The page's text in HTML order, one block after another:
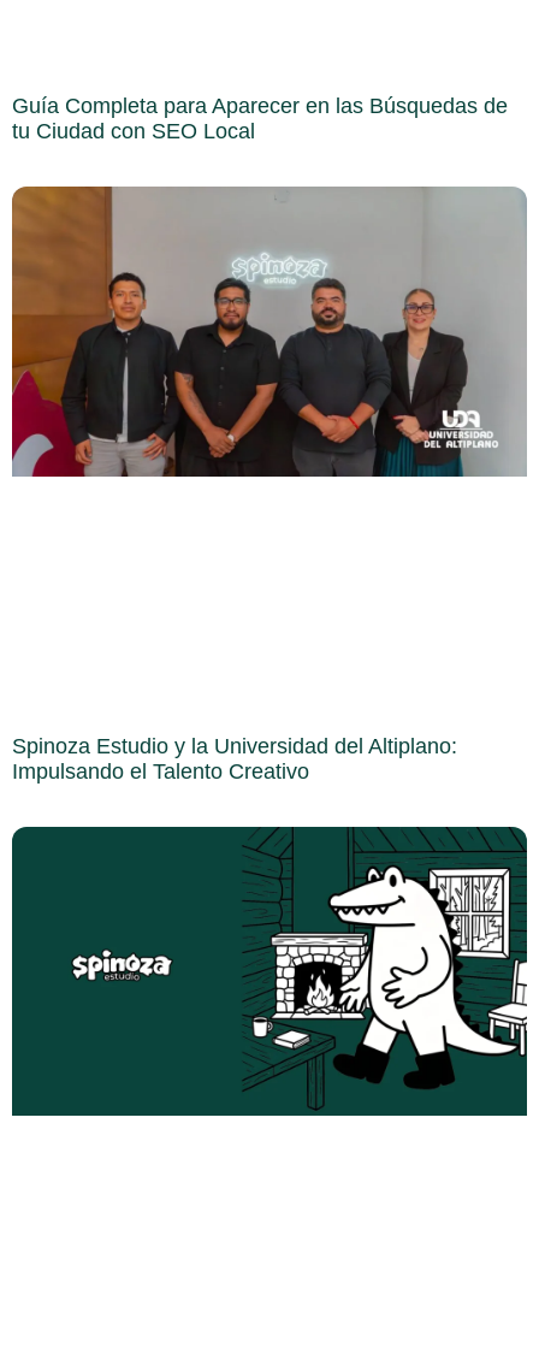
Guía Completa para Aparecer en las Búsquedas de
tu Ciudad con SEO Local
Spinoza Estudio y la Universidad del Altiplano:
Impulsando el Talento Creativo